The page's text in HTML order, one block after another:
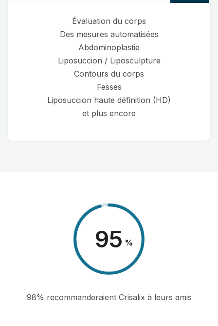
Évaluation du corps
Des mesures automatisées
Abdominoplastie
Liposuccion / Liposculpture
Contours du corps
Fesses
Liposuccion haute définition (HD)
et plus encore
98 %
98% recommanderaient Crisalix à leurs amis